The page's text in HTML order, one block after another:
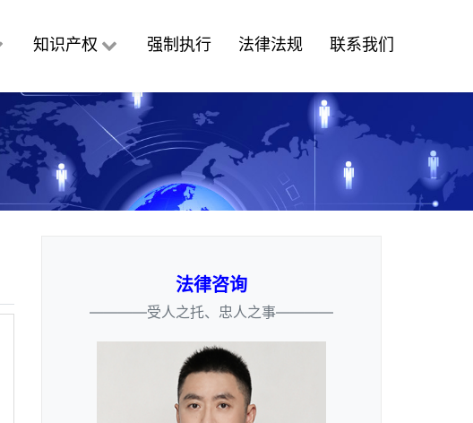
知识产权 强制执行 法律法规 联系我们
法律咨询
————受人之托、忠人之事————